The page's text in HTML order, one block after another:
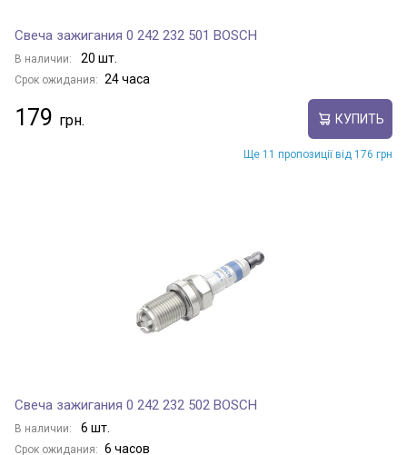
Свеча зажигания 0 242 232 501 BOSCH
В наличии: 20 шт.
Срок ожидания: 24 часа
179 КУПИТЬ
Ще 11 пропозиції від 176 грн
Свеча зажигания 0 242 232 502 BOSCH
В наличии: 6 шт.
Срок ожидания: 6 часов